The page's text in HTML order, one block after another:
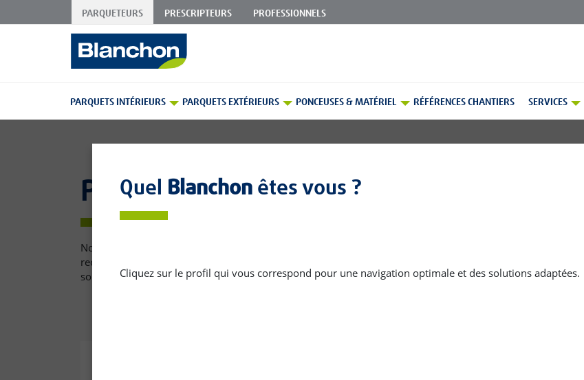
PARQUETEURS PRESCRIPTEURS PROFESSIONNELS
PARQUETS INTÉRIEURS PARQUETS EXTÉRIEURS PONCEUSES & MATÉRIEL RÉFÉRENCES CHANTIERS SERVICES
Peintures
Notre gamme de peintures vous permettra de répondre aux besoins spécifiques de vos clients pour
recouvrir leurs sols en ciment, béton ou bois. Finitions opaques, ces peintures ou vitrificateurs opaques,
sont tout particulièrement adaptés aux travaux de finition des locaux commerciaux et techniques.
Quel Blanchon êtes vous ?
Cliquez sur le profil qui vous correspond pour une navigation optimale et des solutions adaptées.